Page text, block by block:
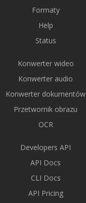
Formaty
Help
Status
Konwerter wideo
Konwerter audio
Konwerter dokumentów
Przetwornik obrazu
OCR
Developers API
API Docs
CLI Docs
API Pricing